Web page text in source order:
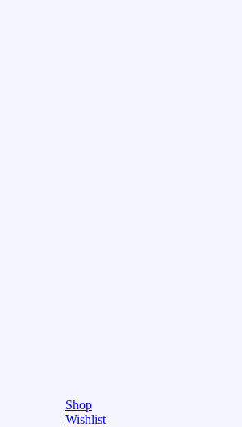
Shop
Wishlist